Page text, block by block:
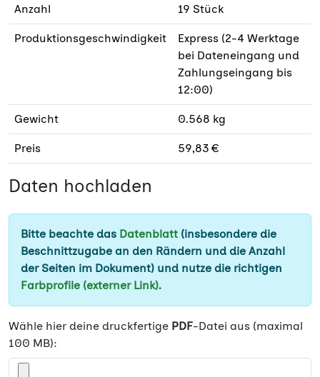
Anzahl 19 Stück
Produktionsgeschwindigkeit
Express (2-4 Werktage
bei Dateneingang und
Zahlungseingang bis
12:00)
Gewicht 0.568 kg
Preis 59,83 €
Daten hochladen
Bitte beachte das Datenblatt (insbesondere die
Beschnittzugabe an den Rändern und die Anzahl
der Seiten im Dokument) und nutze die richtigen
Farbprofile (externer Link).
Wähle hier deine druckfertige PDF-Datei aus (maximal
100 MB):